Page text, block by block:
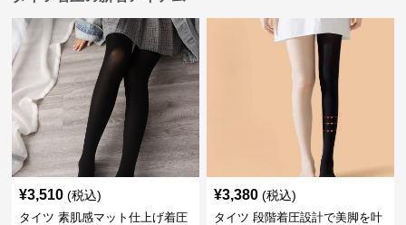
¥3,510 (税込)
タイツ 素肌感マット仕上げ着圧
¥3,380 (税込)
タイツ 段階着圧設計で美脚を叶